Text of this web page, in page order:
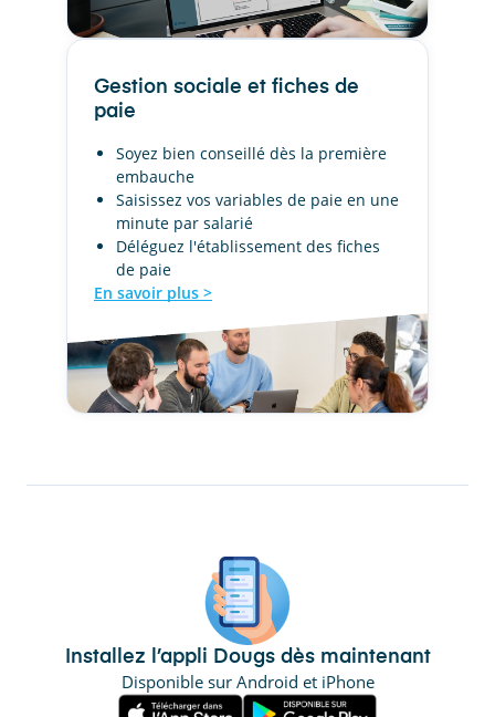
Gestion sociale et fiches de
paie
Soyez bien conseillé dès la première
embauche
Saisissez vos variables de paie en une
minute par salarié
Déléguez l'établissement des fiches
de paie
En savoir plus >
Installez l’appli Dougs dès maintenant
Disponible sur Android et iPhone